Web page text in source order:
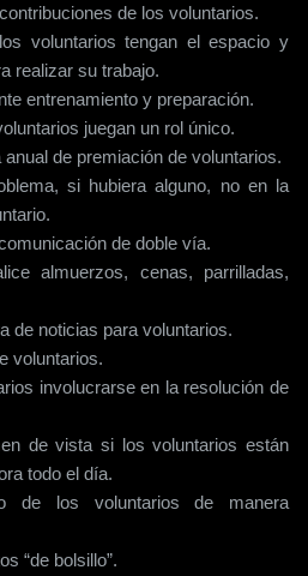
de los voluntarios.
voluntarios tengan el espacio y
realizar su trabajo.
entrenamiento y preparación.
juegan un rol único.
de premiación de voluntarios.
si hubiera alguno, no en la
de doble vía.
almuerzos, cenas, parrilladas,
de noticias para voluntarios.
voluntarios.
involucrarse en la resolución de
de vista si los voluntarios están
todo el día.
de los voluntarios de manera
“de bolsillo”.